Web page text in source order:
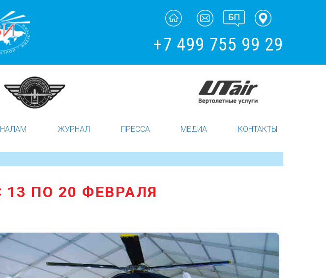
+7 499 755 99 29
ЖУРНАЛ ПРЕССА МЕДИА КОНТАКТЫ
ПО 20 ФЕВРАЛЯ